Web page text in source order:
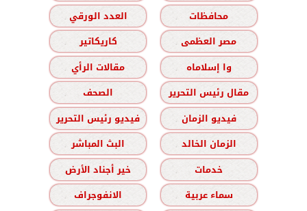
محافظات
العدد الورقي
مصر العظمى
كاريكاتير
وا إسلاماه
مقالات الرأي
مقال رئيس التحرير
الصحف
فيديو الزمان
فيديو رئيس التحرير
الزمان الخالد
البث المباشر
خدمات
خير أجناد الأرض
سماء عربية
الانفوجراف